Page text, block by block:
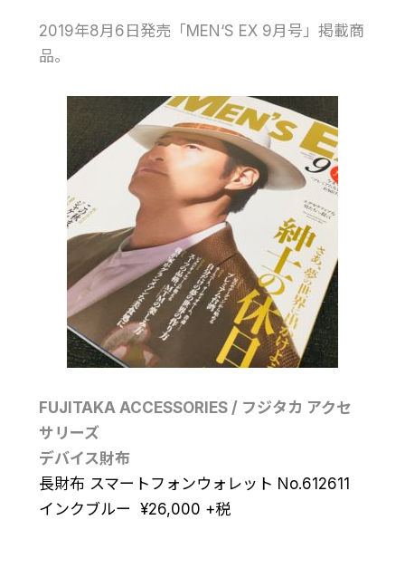
2019年8月6日発売「MEN‘S EX 9月号」掲載商
品。
FUJITAKA ACCESSORIES / フジタカ アクセ
サリーズ
デバイス財布
長財布 スマートフォンウォレット No.612611
インクブルー ¥26,000 +税